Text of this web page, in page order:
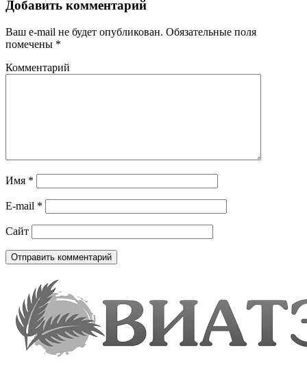
Добавить комментарий
Ваш e-mail не будет опубликован. Обязательные поля
помечены *
Комментарий
Имя *
E-mail *
Сайт